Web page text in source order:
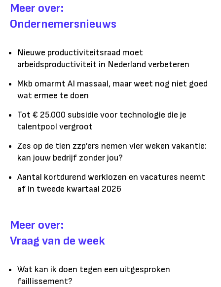
Meer over:
Ondernemersnieuws
Nieuwe productiviteitsraad moet
arbeidsproductiviteit in Nederland verbeteren
Mkb omarmt AI massaal, maar weet nog niet goed
wat ermee te doen
Tot € 25.000 subsidie voor technologie die je
talentpool vergroot
Zes op de tien zzp’ers nemen vier weken vakantie:
kan jouw bedrijf zonder jou?
Aantal kortdurend werklozen en vacatures neemt
af in tweede kwartaal 2026
Meer over:
Vraag van de week
Wat kan ik doen tegen een uitgesproken
faillissement?